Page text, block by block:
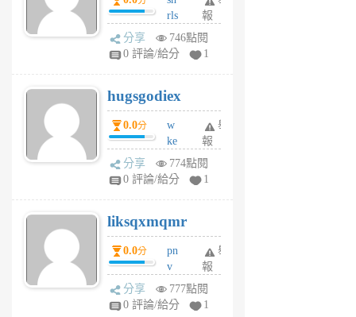
前
rls
k
m
6
個
月
前
報
分享
746點閱
0 評論/給分
1
hugsgodiex
0.0分
w
ke
rv
pj
6
個
月
前
舉
報
分享
774點閱
0 評論/給分
1
liksqxmqmr
0.0分
pn
v
wt
sv
舉
報
分享
777點閱
0 評論/給分
1